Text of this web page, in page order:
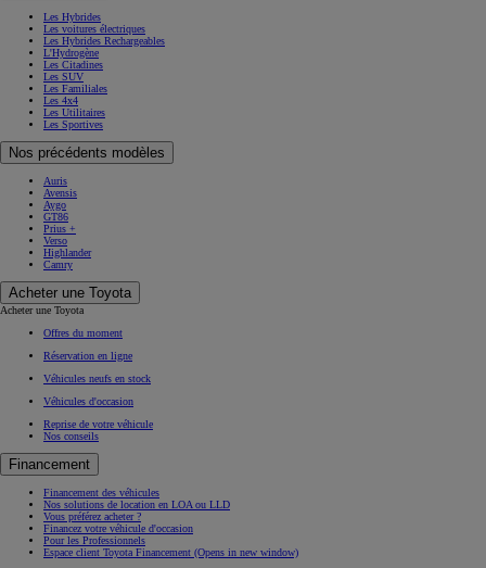
Les Hybrides
Les voitures électriques
Les Hybrides Rechargeables
L'Hydrogène
Les Citadines
Les SUV
Les Familiales
Les 4x4
Les Utilitaires
Les Sportives
Nos précédents modèles
Auris
Avensis
Aygo
GT86
Prius +
Verso
Highlander
Camry
Acheter une Toyota
Acheter une Toyota
Offres du moment
Réservation en ligne
Véhicules neufs en stock
Véhicules d'occasion
Reprise de votre véhicule
Nos conseils
Financement
Financement des véhicules
Nos solutions de location en LOA ou LLD
Vous préférez acheter ?
Financez votre véhicule d'occasion
Pour les Professionnels
Espace client Toyota Financement (Opens in new window)